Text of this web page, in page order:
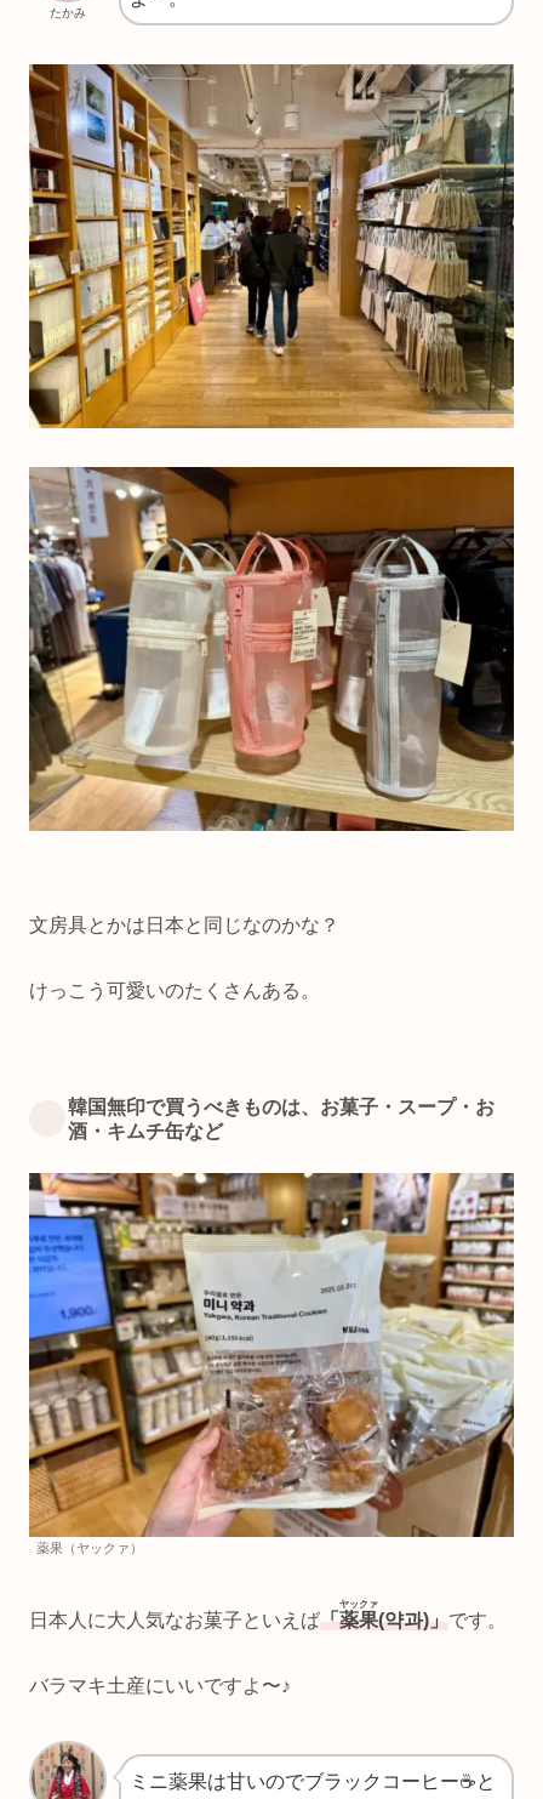
たかみ
文房具とかは日本と同じなのかな？
けっこう可愛いのたくさんある。
韓国無印で買うべきものは、お菓子・スープ・お
酒・キムチ缶など
薬果（ヤックァ）
日本人に大人気なお菓子といえば「薬果
ヤックァ
(약과)」です。
バラマキ土産にいいですよ〜♪
ミニ薬果は甘いのでブラックコーヒー☕️と